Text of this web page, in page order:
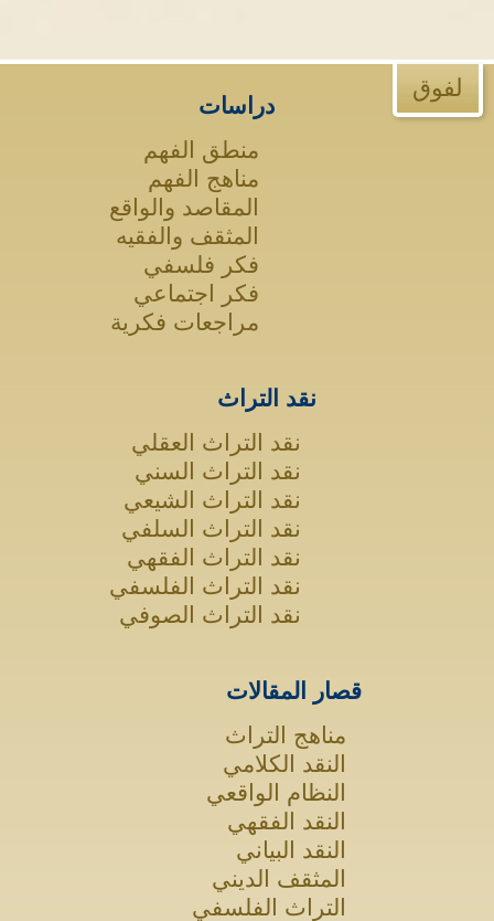
لفوق
دراسات
منطق الفهم
مناهج الفهم
المقاصد والواقع
المثقف والفقيه
فكر فلسفي
فكر اجتماعي
مراجعات فكرية
نقد التراث
نقد التراث العقلي
نقد التراث السني
نقد التراث الشيعي
نقد التراث السلفي
نقد التراث الفقهي
نقد التراث الفلسفي
نقد التراث الصوفي
قصار المقالات
مناهج التراث
النقد الكلامي
النظام الواقعي
النقد الفقهي
النقد البياني
المثقف الديني
التراث الفلسفي